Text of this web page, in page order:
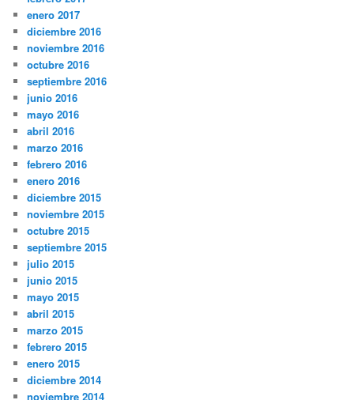
enero 2017
diciembre 2016
noviembre 2016
octubre 2016
septiembre 2016
junio 2016
mayo 2016
abril 2016
marzo 2016
febrero 2016
enero 2016
diciembre 2015
noviembre 2015
octubre 2015
septiembre 2015
julio 2015
junio 2015
mayo 2015
abril 2015
marzo 2015
febrero 2015
enero 2015
diciembre 2014
noviembre 2014